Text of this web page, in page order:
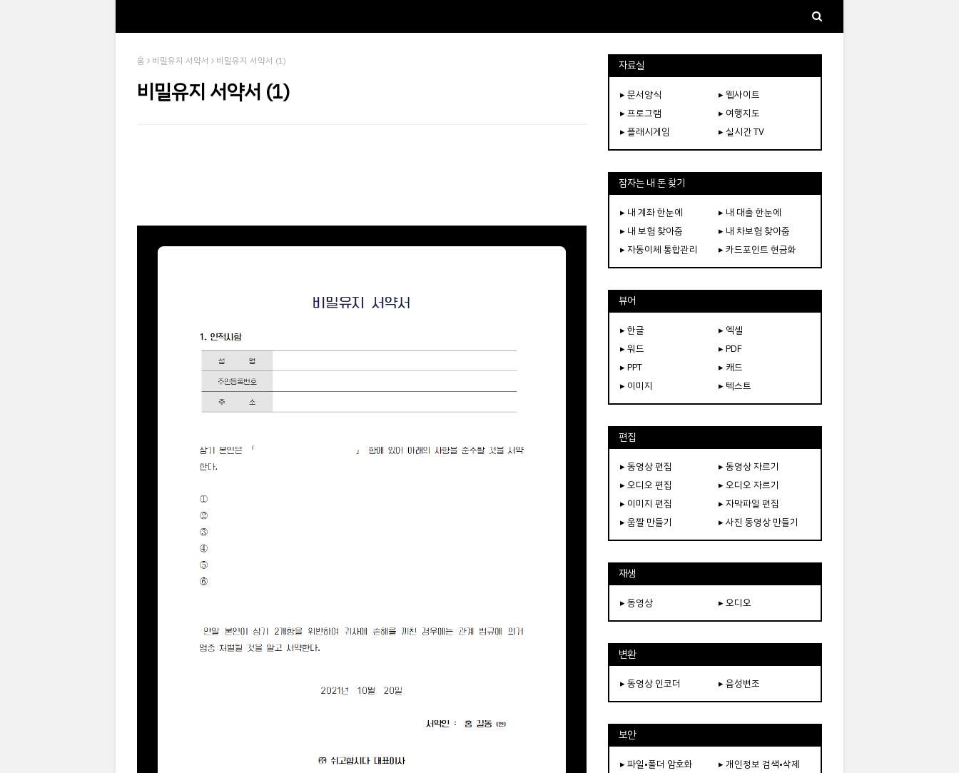
홈 비밀유지 서약서 비밀유지 서약서 (1)
비밀유지 서약서 (1)
자료실
▸ 문서양식
▸ 웹사이트
▸ 프로그램
▸ 여행지도
▸ 플래시게임
▸ 실시간 TV
잠자는 내 돈 찾기
▸ 내 계좌 한눈에
▸ 내 대출 한눈에
▸ 내 보험 찾아줌
▸ 내 차보험 찾아줌
▸ 자동이체 통합관리
▸ 카드포인트 현금화
뷰어
▸ 한글
▸ 엑셀
▸ 워드
▸ PDF
▸ PPT
▸ 캐드
▸ 이미지
▸ 텍스트
편집
▸ 동영상 편집
▸ 동영상 자르기
▸ 오디오 편집
▸ 오디오 자르기
▸ 이미지 편집
▸ 자막파일 편집
▸ 움짤 만들기
▸ 사진 동영상 만들기
재생
▸ 동영상 ▸ 오디오
변환
▸ 동영상 인코더 ▸ 음성변조
보안
▸ 파일•폴더 암호화
▸ 개인정보 검색•삭제